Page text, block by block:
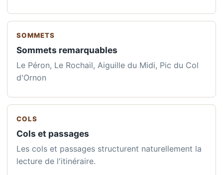
SOMMETS
Sommets remarquables
Le Péron, Le Rochail, Aiguille du Midi, Pic du Col
d'Ornon
COLS
Cols et passages
Les cols et passages structurent naturellement la
lecture de l'itinéraire.